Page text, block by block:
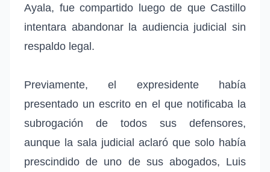
Ayala, fue compartido luego de que Castillo
intentara abandonar la audiencia judicial sin
respaldo legal.
Previamente, el expresidente había
presentado un escrito en el que notificaba la
subrogación de todos sus defensores,
aunque la sala judicial aclaró que solo había
prescindido de uno de sus abogados, Luis